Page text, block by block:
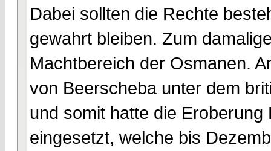
Dabei sollten die Rechte
gewahrt bleiben. Zum
Machtbereich der Osmanen.
von Beerscheba unter dem
und somit hatte die
eingesetzt, welche bis